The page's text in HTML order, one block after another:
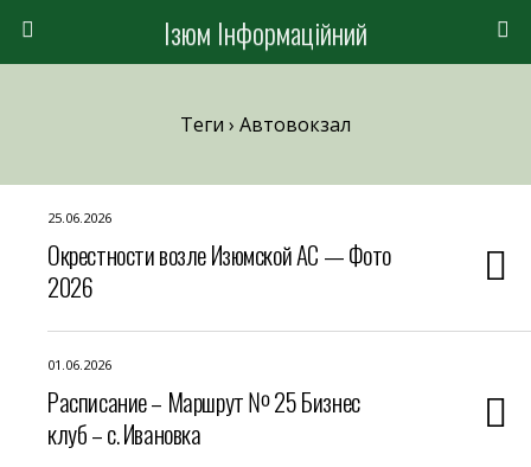
Ізюм Інформаційний
Теги › Автовокзал
25.06.2026
Окрестности возле Изюмской АС — Фото
2026
01.06.2026
Расписание – Маршрут № 25 Бизнес
клуб – с. Ивановка